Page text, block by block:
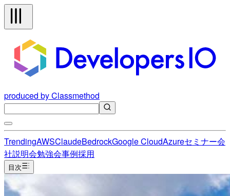
produced by Classmethod
TrendingAWSClaudeBedrockGoogle CloudAzureセミナー会
社説明会勉強会事例採用
目次